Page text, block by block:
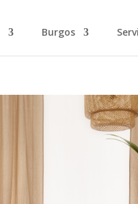
Burgos